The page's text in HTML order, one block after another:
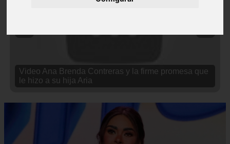
Video Ana Brenda Contreras y la firme promesa que
le hizo a su hija Aria